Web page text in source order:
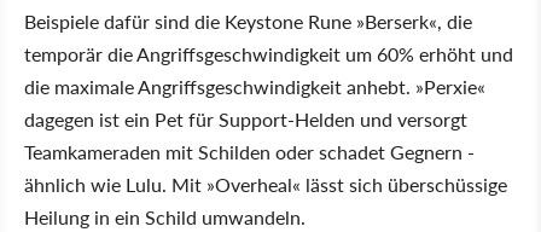
Beispiele dafür sind die Keystone Rune »Berserk«, die
temporär die Angriffsgeschwindigkeit um 60% erhöht und
die maximale Angriffsgeschwindigkeit anhebt. »Perxie«
dagegen ist ein Pet für Support-Helden und versorgt
Teamkameraden mit Schilden oder schadet Gegnern -
ähnlich wie Lulu. Mit »Overheal« lässt sich überschüssige
Heilung in ein Schild umwandeln.